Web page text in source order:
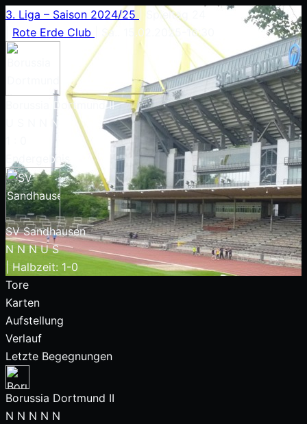
3. Liga – Saison 2024/25
Spieltag 24
Rote Erde Club Sa.. 15.02.2025 16:30
Borussia Dortmund II
N
Endergebnis
SV Sandhausen
N NNUS
Halbzeit: 1-0
Tore
Karten
Aufstellung
Verlauf
Letzte Begegnungen
Borussia Dortmund II
N N N N N